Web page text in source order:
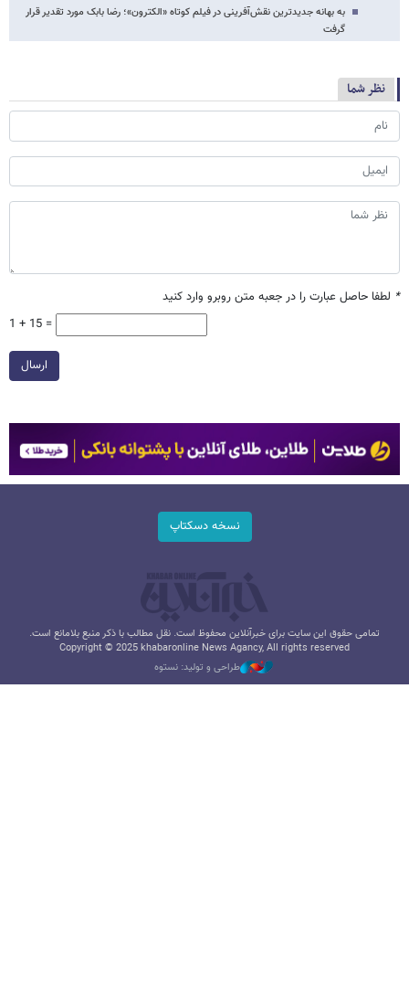
به بهانه جدیدترین نقش‌آفرینی در فیلم کوتاه «الکترون»؛ رضا بابک مورد تقدیر قرار
گرفت
نظر شما
* لطفا حاصل عبارت را در جعبه متن روبرو وارد کنید
1 + 15 =
ارسال
نسخه دسکتاپ
تمامی حقوق این سایت برای خبرآنلاین محفوظ است. نقل مطالب با ذکر منبع بلامانع است.
Copyright © 2025 khabaronline News Agancy, All rights reserved
طراحی و تولید: نستوه